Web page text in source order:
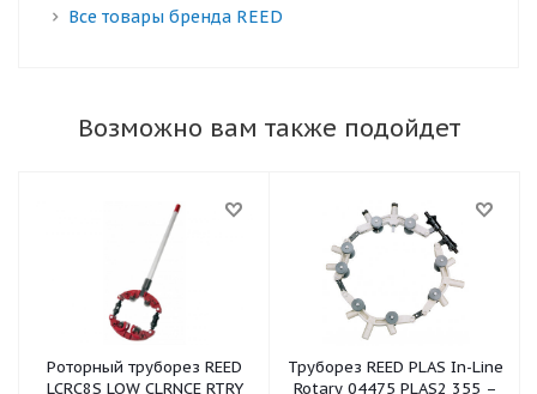
Все товары бренда REED
Возможно вам также подойдет
Роторный труборез REED
LCRC8S LOW CLRNCE RTRY
Труборез REED PLAS In-Line
Rotary 04475 PLAS2 355 –